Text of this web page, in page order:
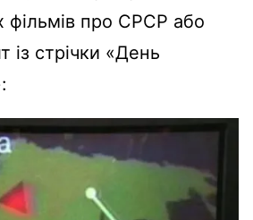
фільмів про СРСР або
із стрічки «День